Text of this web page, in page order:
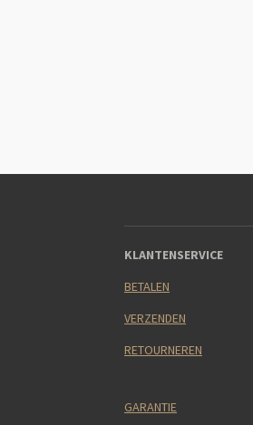
KLANTENSERVICE
BETALEN
VERZENDEN
RETOURNEREN
GARANTIE